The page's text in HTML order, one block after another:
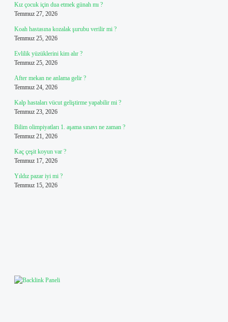
Kız çocuk için dua etmek günah mı ?
Temmuz 27, 2026
Koah hastasına kozalak şurubu verilir mi ?
Temmuz 25, 2026
Evlilik yüzüklerini kim alır ?
Temmuz 25, 2026
After mekan ne anlama gelir ?
Temmuz 24, 2026
Kalp hastaları vücut geliştirme yapabilir mi ?
Temmuz 23, 2026
Bilim olimpiyatları 1. aşama sınavı ne zaman ?
Temmuz 21, 2026
Kaç çeşit koyun var ?
Temmuz 17, 2026
Yıldız pazar iyi mi ?
Temmuz 15, 2026